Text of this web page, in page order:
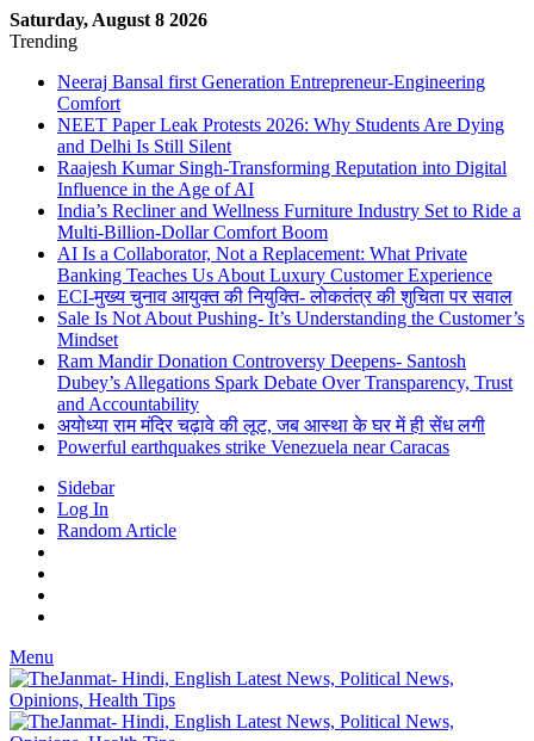
Saturday, August 8 2026
Trending
Neeraj Bansal first Generation Entrepreneur-Engineering
Comfort
NEET Paper Leak Protests 2026: Why Students Are Dying
and Delhi Is Still Silent
Raajesh Kumar Singh-Transforming Reputation into Digital
Influence in the Age of AI
India’s Recliner and Wellness Furniture Industry Set to Ride a
Multi-Billion-Dollar Comfort Boom
AI Is a Collaborator, Not a Replacement: What Private
Banking Teaches Us About Luxury Customer Experience
ECI-मुख्य चुनाव आयुक्त की नियुक्ति- लोकतंत्र की शुचिता पर सवाल
Sale Is Not About Pushing- It’s Understanding the Customer’s
Mindset
Ram Mandir Donation Controversy Deepens- Santosh
Dubey’s Allegations Spark Debate Over Transparency, Trust
and Accountability
अयोध्या राम मंदिर चढ़ावे की लूट, जब आस्था के घर में ही सेंध लगी
Powerful earthquakes strike Venezuela near Caracas
Sidebar
Log In
Random Article
Menu